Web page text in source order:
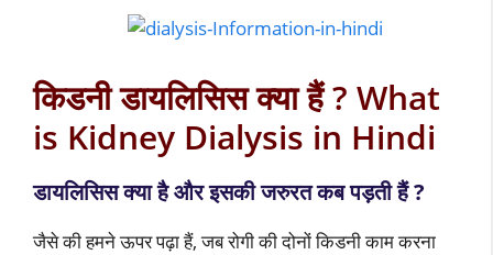
किडनी डायलिसिस क्या हैं ? What
is Kidney Dialysis in Hindi
डायलिसिस क्या है और इसकी जरुरत कब पड़ती हैं ?
जैसे की हमने ऊपर पढ़ा हैं, जब रोगी की दोनों किडनी काम करना